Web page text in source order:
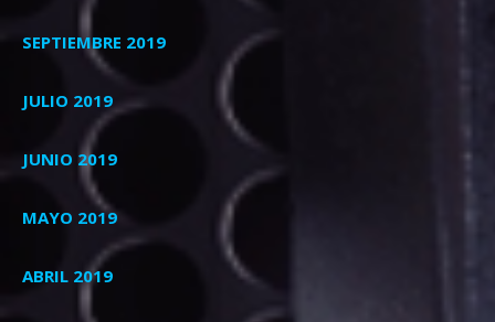
SEPTIEMBRE 2019
JULIO 2019
JUNIO 2019
MAYO 2019
ABRIL 2019